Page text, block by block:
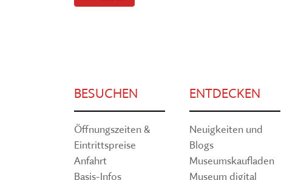
BESUCHEN
Öffnungszeiten &
Eintrittspreise
Anfahrt
Basis-Infos
ENTDECKEN
Neuigkeiten und
Blogs
Museumskaufladen
Museum digital